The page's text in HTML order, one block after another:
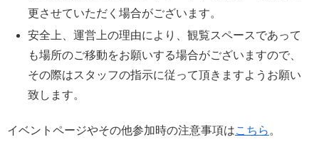
更させていただく場合がございます。
安全上、運営上の理由により、観覧スペースであって
も場所のご移動をお願いする場合がございますので、
その際はスタッフの指示に従って頂きますようお願い
致します。
イベントページやその他参加時の注意事項はこちら 。